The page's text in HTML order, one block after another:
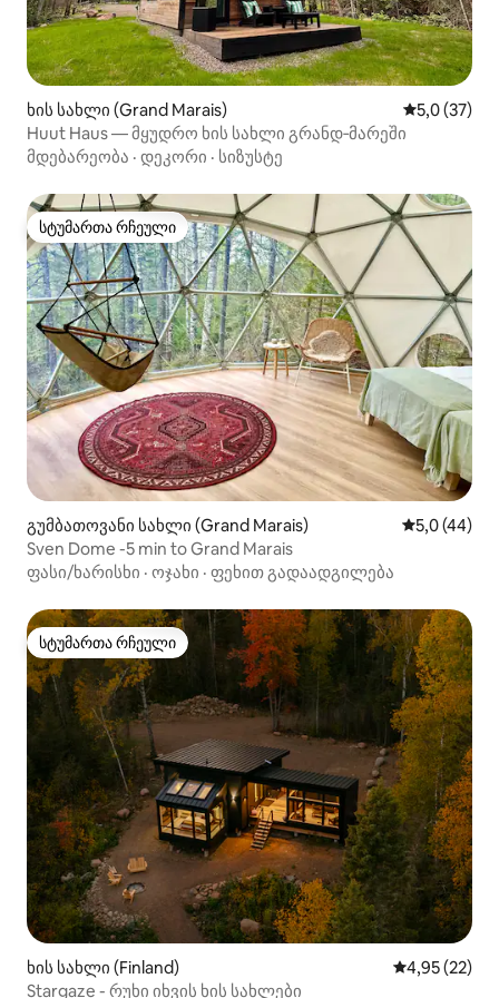
ხის სახლი (Grand Marais) საშუალო
5,0 (37)
Huut Haus — მყუდრო ხის სახლი გრანდ‑მარეში
მდებარეობა · დეკორი · სიზუსტე
სტუმართა რჩეული
სტუმართა რჩეული
გუმბათოვანი სახლი (Grand Marais) საშუალო
5,0 (44)
Sven Dome -5 min to Grand Marais
ფასი/ხარისხი · ოჯახი · ფეხით გადაადგილება
სტუმართა რჩეული
სტუმართა რჩეული
ხის სახლი (Finland) საშუალო
4,95 (22)
Stargaze - რუხი იხვის ხის სახლები